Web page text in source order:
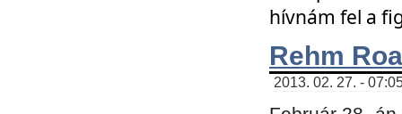
hívnám fel a
Rehm
2013. 02. 27. -